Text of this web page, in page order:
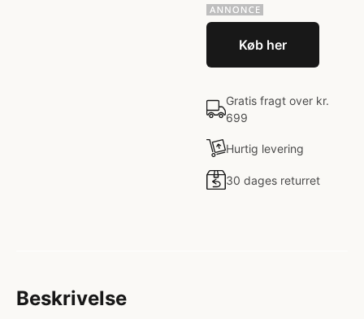
Køb her
Gratis fragt over kr.
699
Hurtig levering
30 dages returret
Beskrivelse